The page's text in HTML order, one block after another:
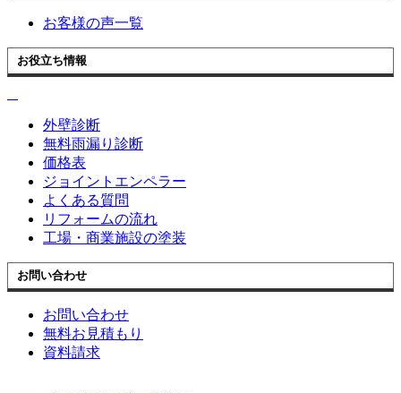
お客様の声一覧
お役立ち情報
外壁診断
無料雨漏り診断
価格表
ジョイントエンペラー
よくある質問
リフォームの流れ
工場・商業施設の塗装
お問い合わせ
お問い合わせ
無料お見積もり
資料請求